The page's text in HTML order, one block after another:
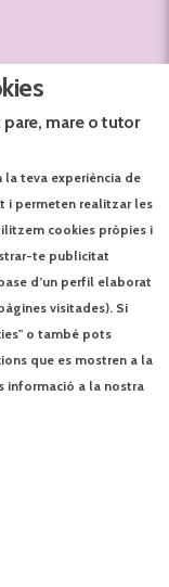
pare, mare o tutor
la teva experiència de
i permeten realitzar les
cookies pròpies i
te publicitat
d’un perfil elaborat
visitades). Si
o també pots
que es mostren a la
informació a la nostra